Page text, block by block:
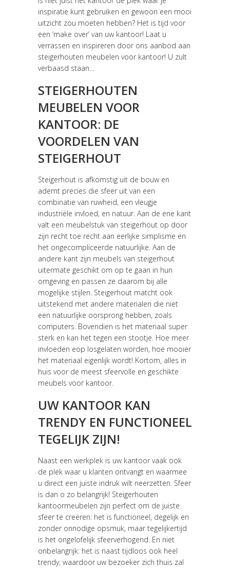
inspiratie kunt gebruiken en gewoon een mooi
uitzicht zou moeten hebben? Het is tijd voor
een ‘make over’ van uw kantoor! Laat u
verrassen en inspireren door ons aanbod aan
steigerhouten meubelen voor kantoor! U zult
verbaasd staan…
STEIGERHOUTEN
MEUBELEN VOOR
KANTOOR: DE
VOORDELEN VAN
STEIGERHOUT
Steigerhout is afkomstig uit de bouw en
ademt precies die sfeer uit van een
combinatie van ruwheid, een vleugje
industriële invloed, en natuur. Aan de ene kant
valt een meubelstuk van steigerhout op door
zijn recht toe recht aan eerlijke simplisme en
het ongecompliceerde natuurlijke. Aan de
andere kant zijn meubels van steigerhout
uitermate geschikt om op te gaan in hun
omgeving en passen ze daarom bij alle
mogelijke stijlen. Steigerhout matcht ook
uitstekend met andere materialen die niet
een natuurlijke oorsprong hebben, zoals
computers. Bovendien is het materiaal super
sterk en kan het tegen een stootje. Hoe meer
invloeden eop losgelaten worden, hoe mooier
het materiaal eigenlijk wordt! Kortom, alles in
huis voor de meest sfeervolle en geschikte
meubels voor kantoor.
UW KANTOOR KAN
TRENDY EN FUNCTIONEEL
TEGELIJK ZIJN!
Naast een werkplek is uw kantoor vaak ook
de plek waar u klanten ontvangt en waarmee
u direct een juiste indruk wilt neerzetten. Sfeer
is dan o zo belangrijk! Steigerhouten
kantoormeubelen zijn perfect om de juiste
sfeer te creëren: het is functioneel, degelijk en
zonder onnodige opsmuk, maar tegelijkertijd
is het ongelofelijk sfeerverhogend. En niet
onbelangrijk: het is naast tijdloos ook heel
trendy, waardoor uw bezoeker zich thuis zal